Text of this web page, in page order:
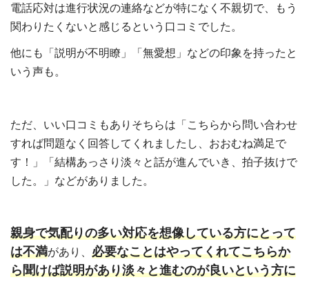
電話応対は進行状況の連絡などが特になく不親切で、もう
関わりたくないと感じるという口コミでした。
他にも「説明が不明瞭」「無愛想」などの印象を持ったと
いう声も。
ただ、いい口コミもありそちらは「こちらから問い合わせ
すれば問題なく回答してくれましたし、おおむね満足で
す！」「結構あっさり淡々と話が進んでいき、拍子抜けで
した。」などがありました。
親身で気配りの多い対応を想像している方にとって
は不満があり、 必要なことはやってくれてこちらか
ら聞けば説明があり淡々と進むのが良いという方に